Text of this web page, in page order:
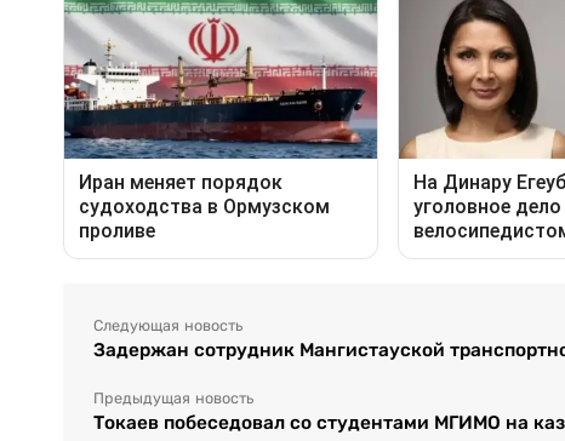
Следующая новость
Задержан сотрудник Мангистауской
Предыдущая новость
Токаев побеседовал со студентами МГИМО на